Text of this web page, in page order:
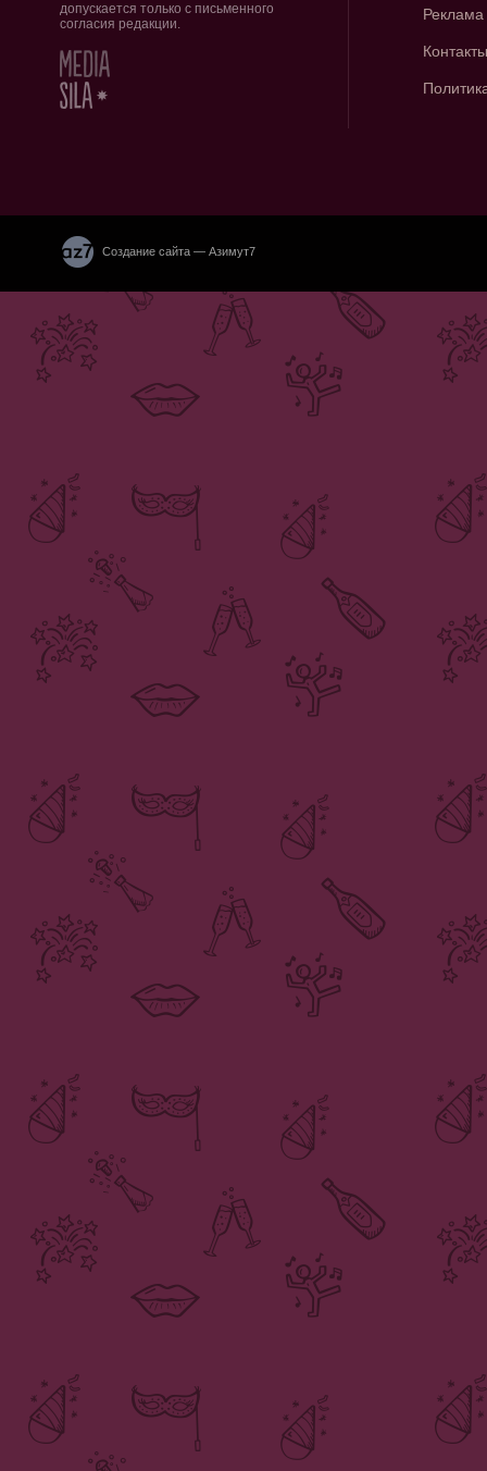
допускается только с письменного
согласия редакции.
Реклама
Контакты
Создание сайта — Азимут7